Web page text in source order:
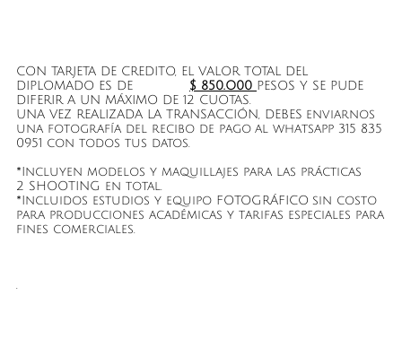
CON TARJETA DE CREDITO, EL VALOR TOTAL DEL
DIPLOMADO ES DE $ 850.O00 PESOS Y SE PUDE
DIFERIR A UN MÁXIMO DE 12 CUOTAS.
UNA VEZ REALIZADA LA TRANSACCIÓN, DEBES enviarnos
una fotografía del recibo de pago al whatsapp 315 835
0951 con todos tus datos.
*Incluyen modelos y maquillajes para las prácticas
2 SHOOTING en total.
*Incluidos estudios y equipo FOTOGRÁFICO sin costo
para producciones académicas y tarifas especiales para
fines comerciales.
.